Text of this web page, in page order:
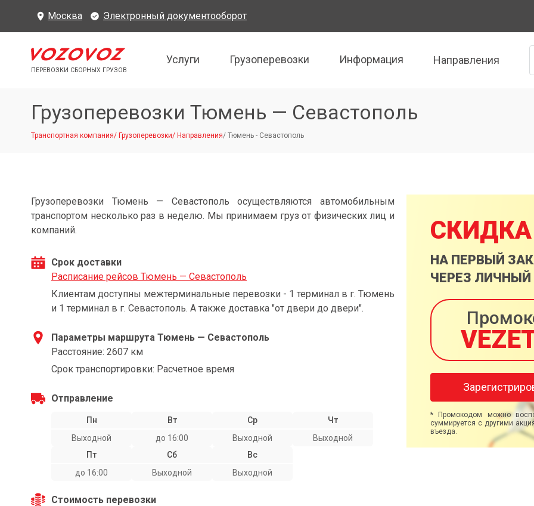
Москва Электронный документооборот
ПЕРЕВОЗКИ СБОРНЫХ ГРУЗОВ
Услуги Грузоперевозки Информация Направления
Грузоперевозки Тюмень — Севастополь
Транспортная компания/ Грузоперевозки/ Направления/ Тюмень - Севастополь
Грузоперевозки Тюмень — Севастополь осуществляются автомобильным
транспортом несколько раз в неделю. Мы принимаем груз от физических лиц и
компаний.
Срок доставки
Расписание рейсов Тюмень — Севастополь
Клиентам доступны межтерминальные перевозки - 1 терминал в г. Тюмень
и 1 терминал в г. Севастополь. А также доставка "от двери до двери".
Параметры маршрута Тюмень — Севастополь
Расстояние: 2607 км
Срок транспортировки: Расчетное время
Отправление
Пн
Выходной
Вт
до 16:00
Ср
Выходной
Чт
Выходной
Пт
до 16:00
Сб
Выходной
Вс
Выходной
Стоимость перевозки
СКИДКА
НА ПЕРВЫЙ
ЧЕРЕЗ ЛИЧНЫЙ
* Промокодом можно
суммируется с другими
въезда.